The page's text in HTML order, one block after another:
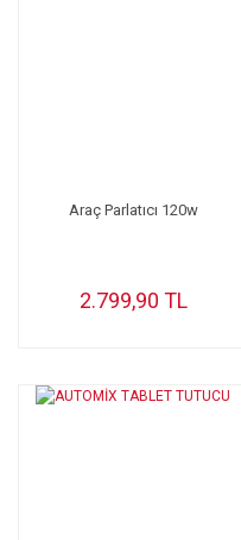
Araç Parlatıcı 120w
2.799,90 TL